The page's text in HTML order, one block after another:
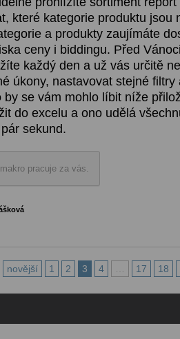
které kategorie produktu jsou
a produkty zaujímáte
ceny i biddingu. Před
každý den a už vás určitě
úkony, nastavovat stejné
by se vám mohlo líbit níže
do excelu a ono udělá
sekund.
pracuje za vás.
novější 1 2 3 4 17 18